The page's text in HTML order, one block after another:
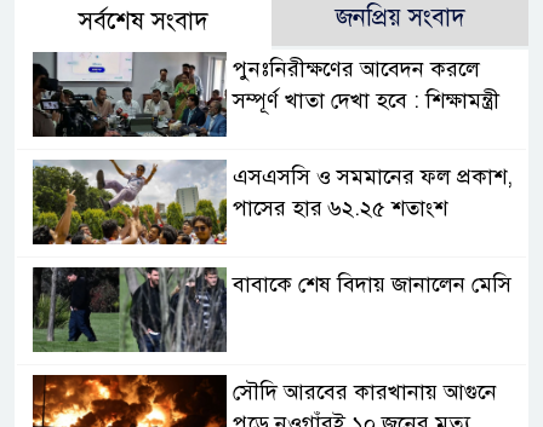
সর্বশেষ সংবাদ জনপ্রিয় সংবাদ
পুনঃনিরীক্ষণের আবেদন করলে
সম্পূর্ণ খাতা দেখা হবে : শিক্ষামন্ত্রী
এসএসসি ও সমমানের ফল প্রকাশ,
পাসের হার ৬২.২৫ শতাংশ
বাবাকে শেষ বিদায় জানালেন মেসি
সৌদি আরবের কারখানায় আগুনে